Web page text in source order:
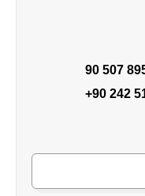
– الرفاهية
90 507
+90 242